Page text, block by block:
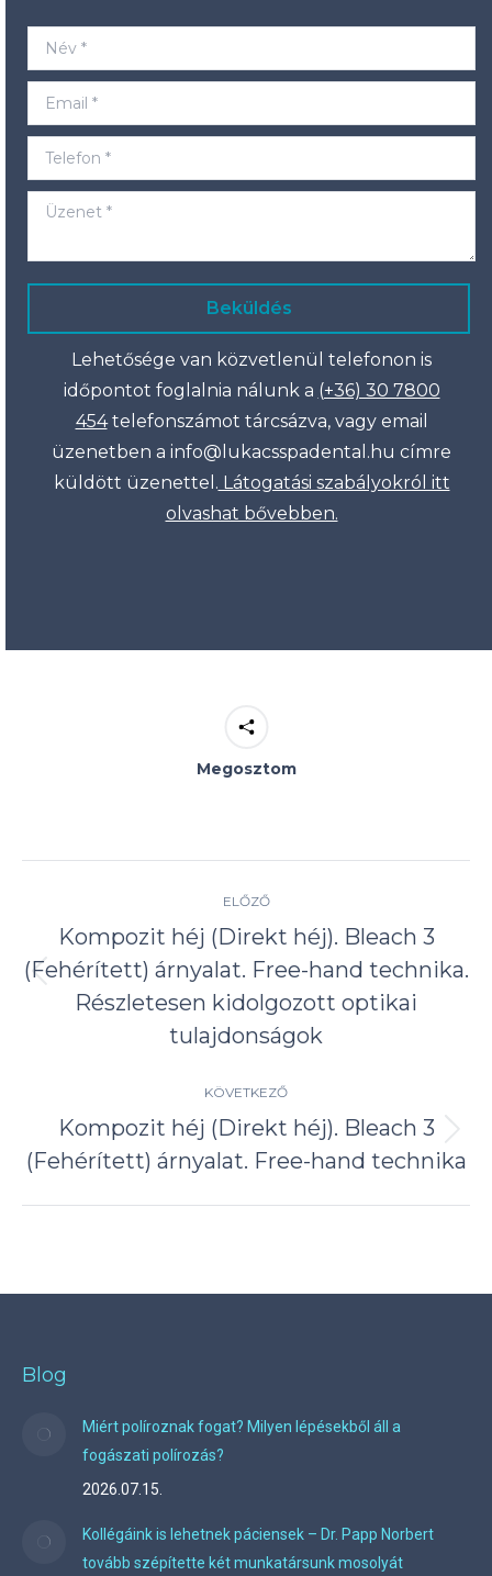
Név *
Email *
Telefon *
Üzenet *
Beküldés
Lehetősége van közvetlenül telefonon is
időpontot foglalnia nálunk a (+36) 30 7800
454telefonszámot tárcsázva, vagy email
üzenetben a info@lukacsspadental.hu címre
küldött üzenettel. Látogatási szabályokról itt
olvashat bővebben.
Megosztom
navigation
ELŐZŐ
Previous
project:
Kompozit héj (Direkt héj). Bleach 3
(Fehérített) árnyalat. Free-hand technika.
Részletesen kidolgozott optikai
tulajdonságok
KÖVETKEZŐ
Next
project:
Kompozit héj (Direkt héj). Bleach 3
(Fehérített) árnyalat. Free-hand technika
Blog
Miért políroznak fogat? Milyen lépésekből áll a
fogászati polírozás?
2026.07.15.
Kollégáink is lehetnek páciensek – Dr. Papp Norbert
tovább szépítette két munkatársunk mosolyát